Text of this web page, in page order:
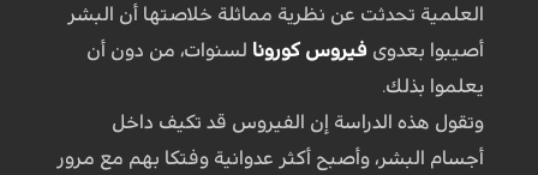
العلمية تحدثت عن نظرية مماثلة خلاصتها أن البشر
أصيبوا بعدوى فيروس كورونا لسنوات، من دون أن
يعلموا بذلك.
وتقول هذه الدراسة إن الفيروس قد تكيف داخل
أجسام البشر، وأصبح أكثر عدوانية وفتكا بهم مع مرور